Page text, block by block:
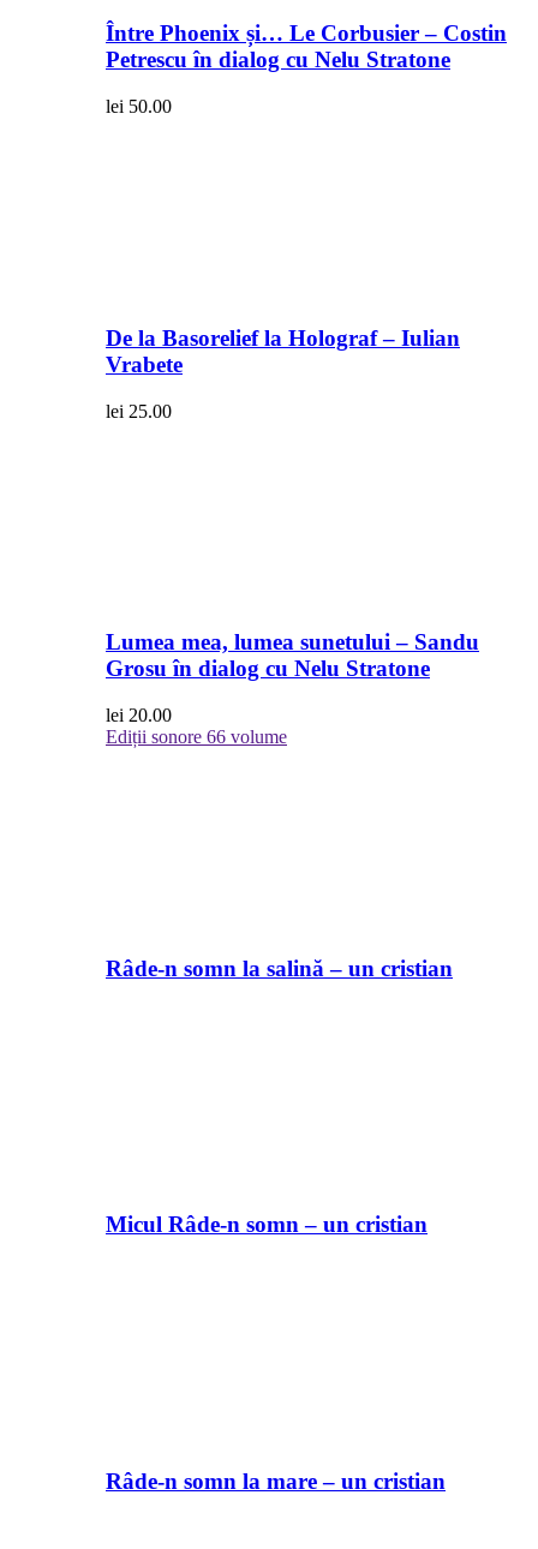
Între Phoenix și… Le Corbusier – Costin
Petrescu în dialog cu Nelu Stratone
lei 50.00
De la Basorelief la Holograf – Iulian
Vrabete
lei 25.00
Lumea mea, lumea sunetului – Sandu
Grosu în dialog cu Nelu Stratone
lei 20.00
Ediții sonore 66 volume
Râde-n somn la salină – un cristian
Micul Râde-n somn – un cristian
Râde-n somn la mare – un cristian